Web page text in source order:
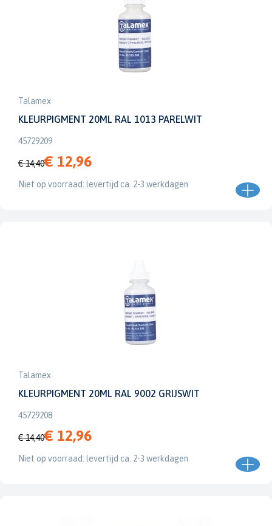
Talamex
KLEURPIGMENT 20ML RAL 1013 PARELWIT
45729209
€ 14,40€ 12,96
Niet op voorraad: levertijd ca. 2-3 werkdagen
Talamex
KLEURPIGMENT 20ML RAL 9002 GRIJSWIT
45729208
€ 14,40€ 12,96
Niet op voorraad: levertijd ca. 2-3 werkdagen